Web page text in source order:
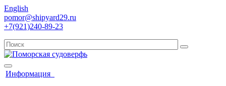
English
pomor@shipyard29.ru
+7(921)240-89-23
Информация